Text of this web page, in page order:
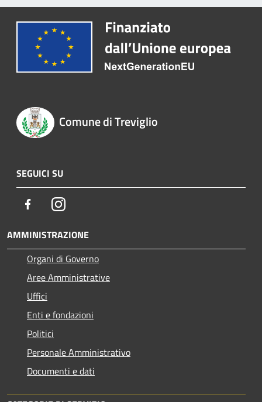
Comune di Treviglio
SEGUICI SU
FacebookInstagram
AMMINISTRAZIONE
Organi di Governo
Aree Amministrative
Uffici
Enti e fondazioni
Politici
Personale Amministrativo
Documenti e dati